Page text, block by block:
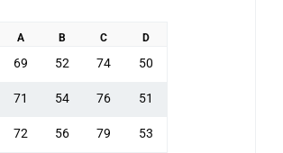
A B C D
69 52 74 50
71 54 76 51
72 56 79 53